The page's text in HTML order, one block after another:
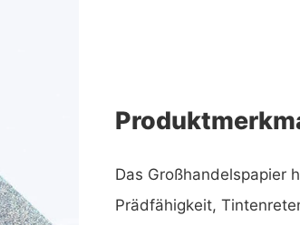
Das Großhandelspapier
Prädfähigkeit,